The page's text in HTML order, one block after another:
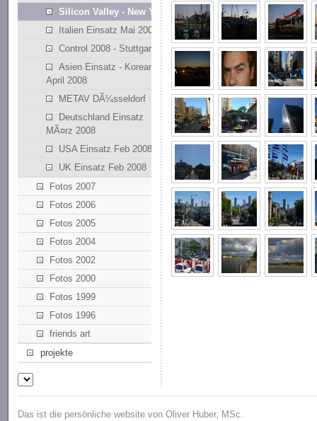
Silicon Valley - New York
Italien Einsatz Mai 2008
Control 2008 - Stuttgart
Asien Einsatz - Korean
April 2008
METAV DÃ¼sseldorf
Deutschland Einsatz
MÃ¤rz 2008
USA Einsatz Feb 2008
UK Einsatz Feb 2008
Fotos 2007
Fotos 2006
Fotos 2005
Fotos 2004
Fotos 2002
Fotos 2000
Fotos 1999
Fotos 1996
friends art
projekte
Das ist die persönliche website von Oliver Huber, MSc.